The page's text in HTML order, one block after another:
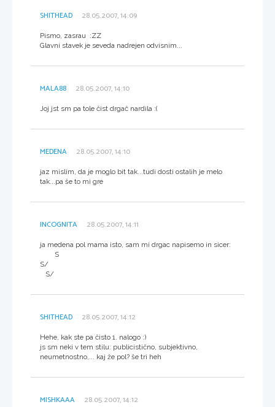
SHITHEAD 28.05.2007, 14:09
Pismo, zasrau :ZZ
Glavni stavek je seveda nadrejen odvisnim...
MALA88 28.05.2007, 14:10
Joj jst sm pa tole čist drgač nardila :(
MEDENA 28.05.2007, 14:10
jaz mislim, da je moglo bit tak...tudi dosti ostalih je melo
tak...pa še to mi gre
INCOGNITA 28.05.2007, 14:11
ja medena pol mama isto, sam mi drgac napisemo in sicer:
S
S/
S/
SHITHEAD 28.05.2007, 14:12
Hehe, kak ste pa čisto 1. nalogo :)
js sm neki v tem stilu: publicistično, subjektivno,
neumetnostno,... kaj že pol? še tri heh
MISHKAAA 28.05.2007, 14:12